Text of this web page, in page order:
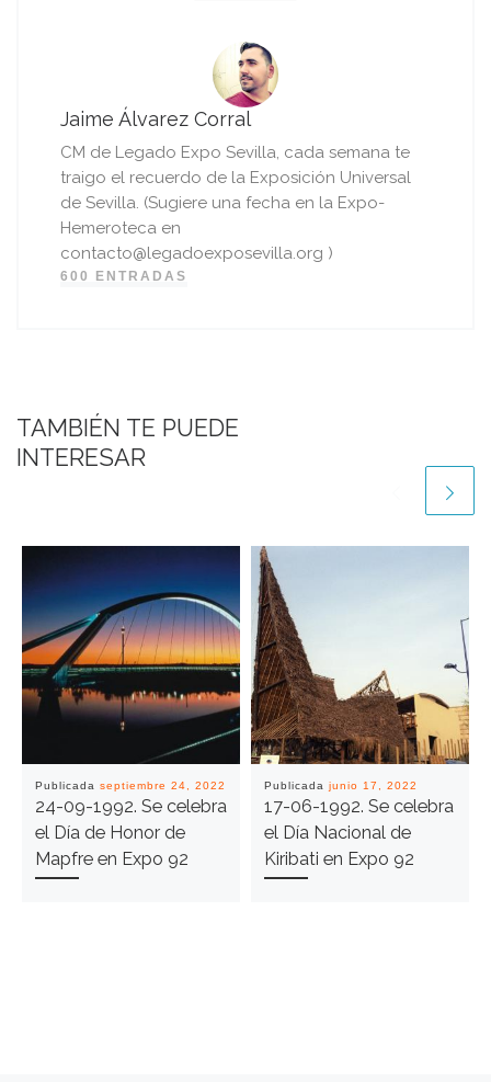
Jaime Álvarez Corral
CM de Legado Expo Sevilla, cada semana te
traigo el recuerdo de la Exposición Universal
de Sevilla. (Sugiere una fecha en la Expo-
Hemeroteca en
contacto@legadoexposevilla.org )
600 ENTRADAS
TAMBIÉN TE PUEDE
INTERESAR
Publicada septiembre 24, 2022
24-09-1992. Se celebra
el Día de Honor de
Mapfre en Expo 92
Publicada junio 17, 2022
17-06-1992. Se celebra
el Día Nacional de
Kiribati en Expo 92